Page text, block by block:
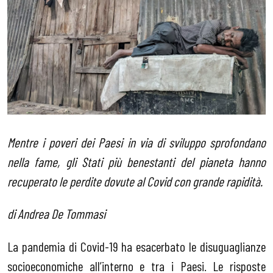
Mentre i poveri dei Paesi in via di sviluppo sprofondano
nella fame, gli Stati più benestanti del pianeta hanno
recuperato le perdite dovute al Covid con grande rapidità.
di Andrea De Tommasi
La pandemia di Covid-19 ha esacerbato le disuguaglianze
socioeconomiche all’interno e tra i Paesi. Le risposte